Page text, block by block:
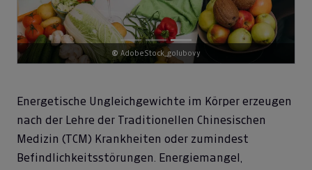
© AdobeStock_golubovy
Energetische Ungleichgewichte im Körper erzeugen
nach der Lehre der Traditionellen Chinesischen
Medizin (TCM) Krankheiten oder zumindest
Befindlichkeitsstörungen. Energiemangel,